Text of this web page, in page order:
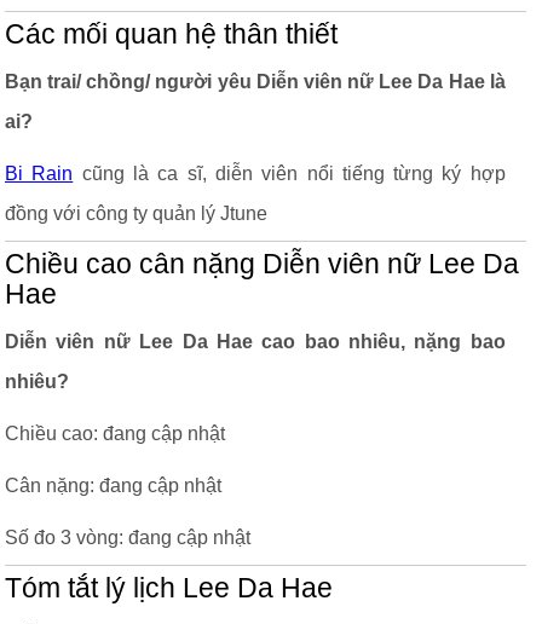
Các mối quan hệ thân thiết
Bạn trai/ chồng/ người yêu Diễn viên nữ Lee Da Hae là
ai?
Bi Rain cũng là ca sĩ, diễn viên nổi tiếng từng ký hợp
đồng với công ty quản lý Jtune
Chiều cao cân nặng Diễn viên nữ Lee Da
Hae
Diễn viên nữ Lee Da Hae cao bao nhiêu, nặng bao
nhiêu?
Chiều cao: đang cập nhật
Cân nặng: đang cập nhật
Số đo 3 vòng: đang cập nhật
Tóm tắt lý lịch Lee Da Hae